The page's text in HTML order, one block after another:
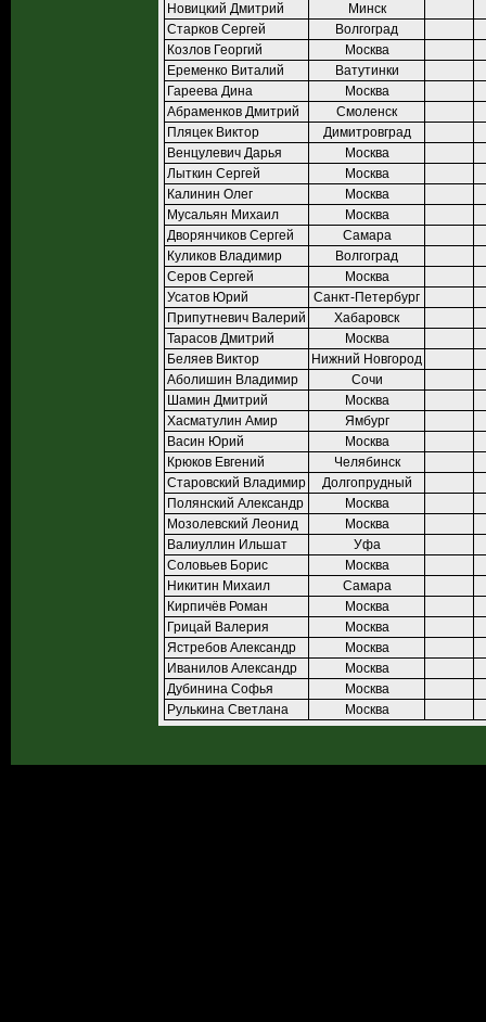
Новицкий Дмитрий
Минск
Старков Сергей
Волгоград
Козлов Георгий
Москва
Еременко Виталий
Ватутинки
Гареева Дина
Москва
Абраменков Дмитрий
Смоленск
Пляцек Виктор
Димитровград
Венцулевич Дарья
Москва
Лыткин Сергей
Москва
Калинин Олег
Москва
Мусальян Михаил
Москва
Дворянчиков Сергей
Самара
Куликов Владимир
Волгоград
Серов Сергей
Москва
Усатов Юрий
Санкт-Петербург
Припутневич Валерий
Хабаровск
Тарасов Дмитрий
Москва
Беляев Виктор
Нижний Новгород
Аболишин Владимир
Сочи
Шамин Дмитрий
Москва
Хасматулин Амир
Ямбург
Васин Юрий
Москва
Крюков Евгений
Челябинск
Старовский Владимир
Долгопрудный
Полянский Александр
Москва
Мозолевский Леонид
Москва
Валиуллин Ильшат
Уфа
Соловьев Борис
Москва
Никитин Михаил
Самара
Кирпичёв Роман
Москва
Грицай Валерия
Москва
Ястребов Александр
Москва
Иванилов Александр
Москва
Дубинина Софья
Москва
Рулькина Светлана
Москва